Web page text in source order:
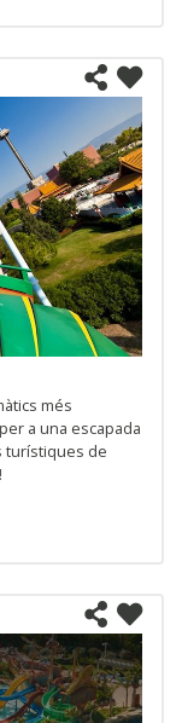
més
a una escapada
turístiques de